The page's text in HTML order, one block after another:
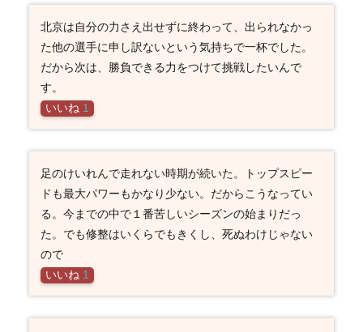
北京は自分の力さえ出せずに終わって、出られなかっ
た他の選手に申し訳ないという気持ちで一杯でした。
だから次は、勝負できる力をつけて挑戦したいんで
す。
いいね 1
足のけいれんで走れない時期が続いた。トップスピー
ドも最大パワーもかなり少ない。だからこうなってい
る。今までの中で１番苦しいシーズンの始まりだっ
た。でも修整はいくらでもきくし、死ぬわけじゃない
ので
いいね 1